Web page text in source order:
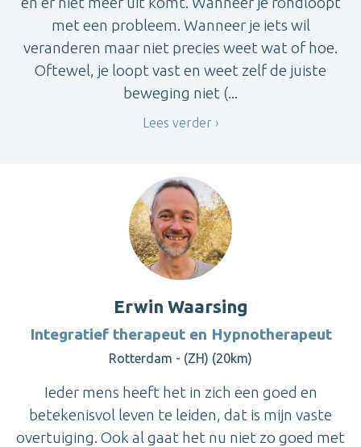
met een probleem. Wanneer je iets wil
veranderen maar niet precies weet wat of hoe.
Oftewel, je loopt vast en weet zelf de juiste
beweging niet (...
Lees verder
Erwin Waarsing
Integratief therapeut en Hypnotherapeut
Rotterdam - (ZH) (20km)
Ieder mens heeft het in zich een goed en
betekenisvol leven te leiden, dat is mijn vaste
overtuiging. Ook al gaat het nu niet zo goed met